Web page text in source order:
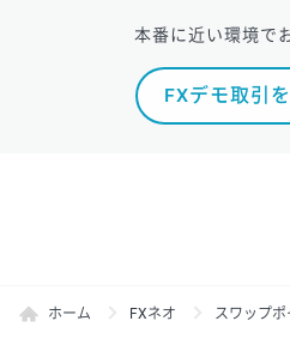
本番に近い環境で
FXデモ取引
ホーム FXネオ スワップ